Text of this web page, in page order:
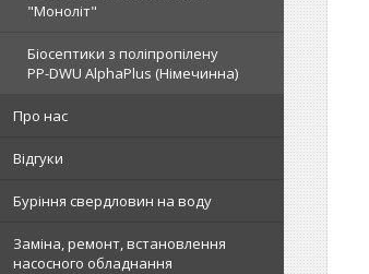
"Моноліт"
Біосептики з поліпропілену
PP-DWU AlphaPlus (Німечинна)
Про нас
Відгуки
Буріння свердловин на воду
Заміна, ремонт, встановлення
насосного обладнання